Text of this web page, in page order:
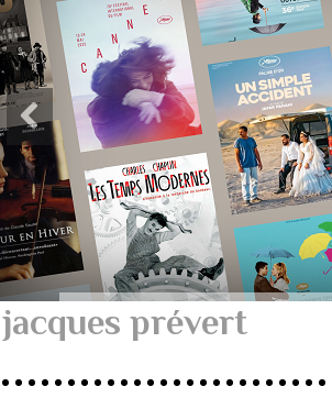
jacques prévert